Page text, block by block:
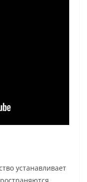
устанавливает